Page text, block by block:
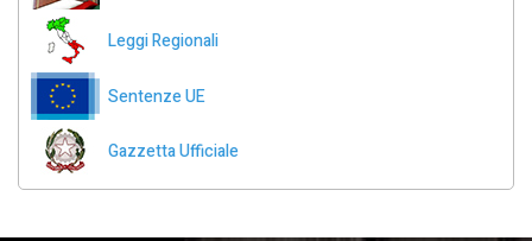
Leggi Regionali
Sentenze UE
Gazzetta Ufficiale